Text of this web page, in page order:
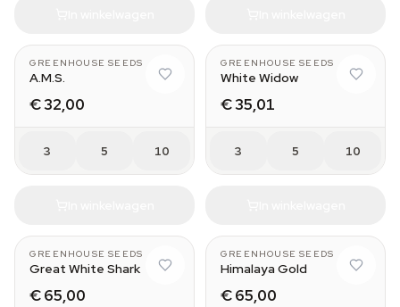
GREENHOUSE SEEDS
A.M.S.
€ 32,00
3 5 10
GREENHOUSE SEEDS
White Widow
€ 35,01
3 5 10
GREENHOUSE SEEDS
Great White Shark
€ 65,00
GREENHOUSE SEEDS
Himalaya Gold
€ 65,00